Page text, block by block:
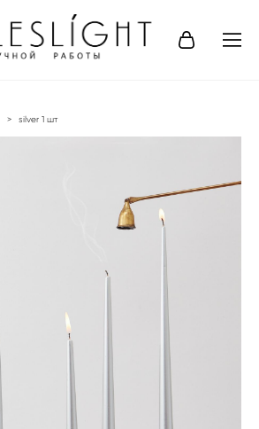
> silver 1 шт